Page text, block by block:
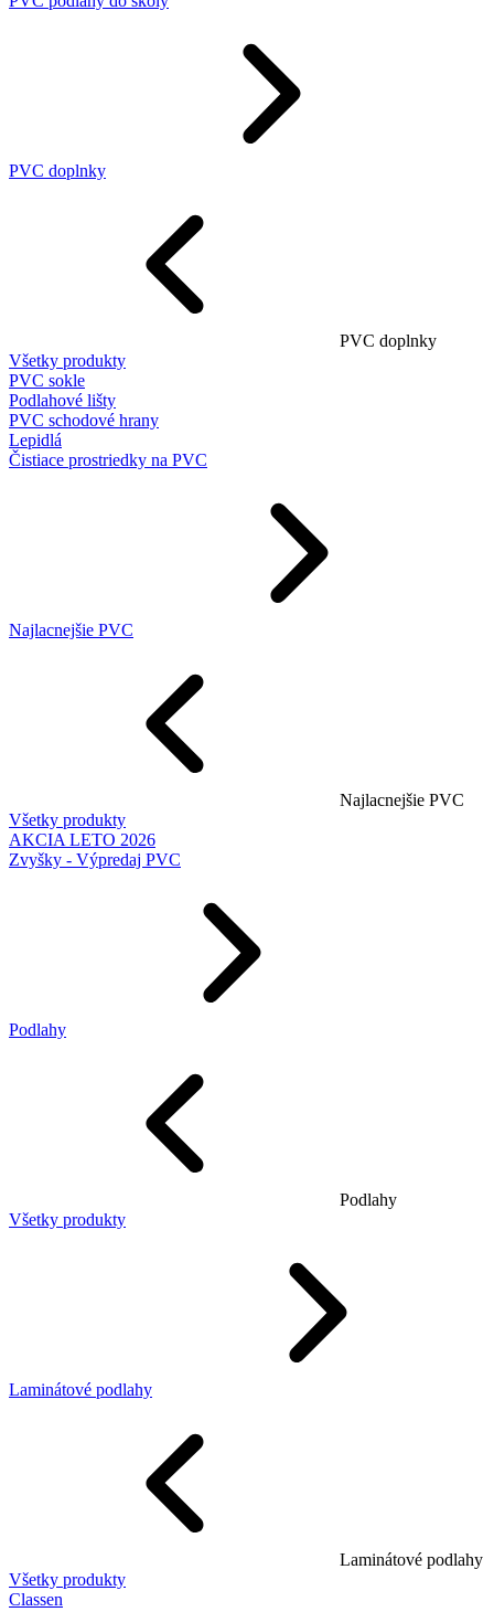
PVC doplnky
PVC doplnky
Všetky produkty
PVC sokle
Podlahové lišty
PVC schodové hrany
Lepidlá
Čistiace prostriedky na PVC
Najlacnejšie PVC
Najlacnejšie PVC
Všetky produkty
AKCIA LETO 2026
Zvyšky - Výpredaj PVC
Podlahy
Podlahy
Všetky produkty
Laminátové podlahy
Laminátové podlahy
Všetky produkty
Classen